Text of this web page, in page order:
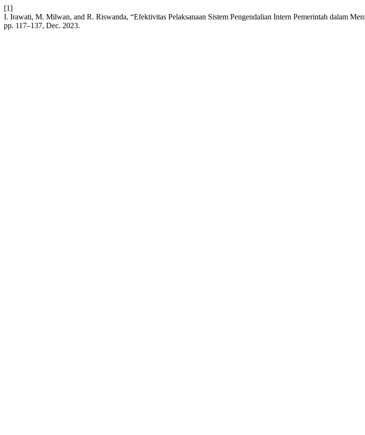
[1]
I. Irawati, M. Milwan, and R. Riswanda, “Efektivitas Pelaksanaan Sistem Pengendalian Intern Pemerintah dalam
pp. 117–137, Dec. 2023.